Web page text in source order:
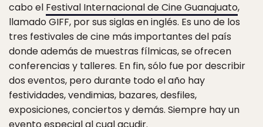
cabo el Festival Internacional de Cine Guanajuato,
llamado GIFF, por sus siglas en inglés. Es uno de los
tres festivales de cine más importantes del país
donde además de muestras fílmicas, se ofrecen
conferencias y talleres. En fin, sólo fue por describir
dos eventos, pero durante todo el año hay
festividades, vendimias, bazares, desfiles,
exposiciones, conciertos y demás. Siempre hay un